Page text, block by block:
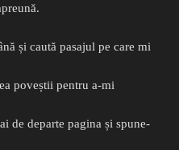
și caută pasajul pe care mi
poveștii pentru a-mi
de departe pagina și spune-